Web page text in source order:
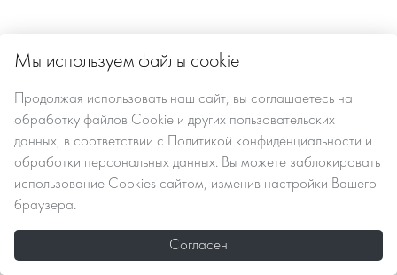
Мы используем файлы cookie
Продолжая использовать наш сайт, вы соглашаетесь на
обработку файлов Сookie и других пользовательских
данных, в соответствии с
Политикой конфиденциальности и
обработки персональных данных. Вы можете заблокировать
использование Cookies сайтом, изменив настройки Вашего
браузера.
Согласен